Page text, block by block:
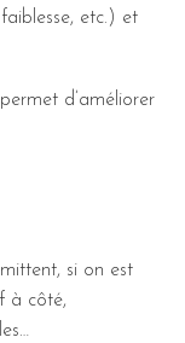
etc.) et
d’améliorer
si on est
à côté,